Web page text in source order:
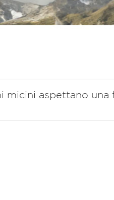
micini aspettano una